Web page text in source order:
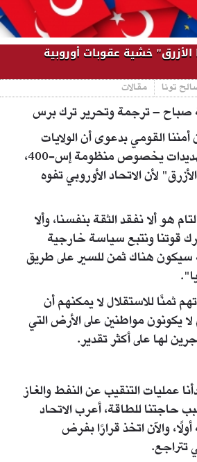
الأزرق" خشية عقوبات أوروبية
تونا مقالات
– ترجمة وتحرير ترك برس
القومي بدعوى أن الولايات
المتحدة وجهت لنا التهديدات يخصوص منظومة إس-400،
لأن الاتحاد الأوروبي تفوه
هو ألا نفقد الثقة بنفسنا، وألا
قوتنا ونتبع سياسة خارجية
سيكون هناك ثمن للسير على طريق
ثمنًا للاستقلال لا يمكنهم أن
لا يكونون مواطنين على الأرض التي
لها على أكثر تقدير.
عمليات التنقيب عن النفط والغاز
حاجتنا للطاقة، أعرب الاتحاد
والآن اتخذ قرارًا بفرض
تتراجع.